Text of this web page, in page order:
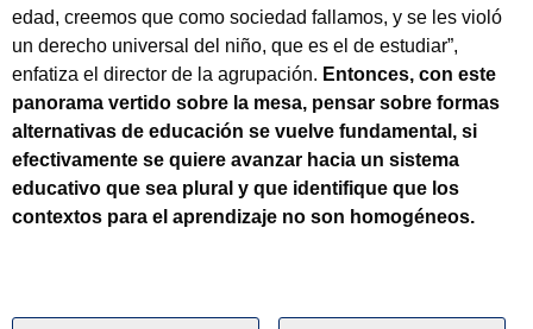
edad, creemos que como sociedad fallamos, y se les violó
un derecho universal del niño, que es el de estudiar”,
enfatiza el director de la agrupación. Entonces, con este
panorama vertido sobre la mesa, pensar sobre formas
alternativas de educación se vuelve fundamental, si
efectivamente se quiere avanzar hacia un sistema
educativo que sea plural y que identifique que los
contextos para el aprendizaje no son homogéneos.